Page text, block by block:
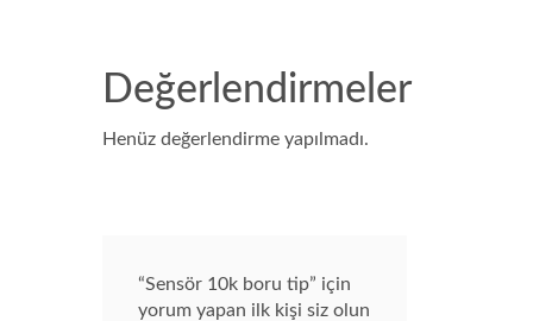
Değerlendirmeler
Henüz değerlendirme yapılmadı.
“Sensör 10k boru tip” için
yorum yapan ilk kişi siz olun